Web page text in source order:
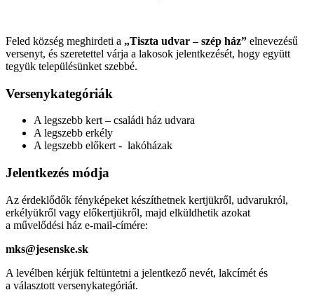
Feled község meghirdeti a „Tiszta udvar – szép ház” elnevezésű
versenyt, és szeretettel várja a lakosok jelentkezését, hogy együtt
tegyük településünket szebbé.
Versenykategóriák
A legszebb kert – családi ház udvara
A legszebb erkély
A legszebb előkert - lakóházak
Jelentkezés módja
Az érdeklődők fényképeket készíthetnek kertjükről, udvarukról,
erkélyükről vagy előkertjükről, majd elküldhetik azokat
a művelődési ház e-mail-címére:
mks@jesenske.sk
A levélben kérjük feltüntetni a jelentkező nevét, lakcímét és
a választott versenykategóriát.